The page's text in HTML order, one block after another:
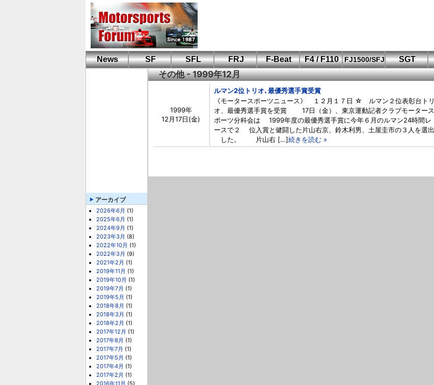
News SF SFL FRJ F-Beat
F4 / F110
FIA-F4
F110 CUP
FJ1500/SFJ
鈴鹿・岡山
もてぎ・菅生
筑波・冨士
Aポリス
SFJ D-Cup
SFJ日本一
SGT
アーカイブ
2026年6月 (1)
2025年6月 (1)
2024年9月 (1)
2023年3月 (8)
2022年10月 (1)
2022年3月 (9)
2021年2月 (1)
2019年11月 (1)
2019年10月 (1)
2019年7月 (1)
2019年5月 (1)
2018年8月 (1)
2018年3月 (1)
2018年2月 (1)
2017年12月 (1)
2017年8月 (1)
2017年7月 (1)
2017年5月 (1)
2017年4月 (1)
2017年2月 (1)
2016年11月 (5)
その他 - 1999年12月
1999年
12月17日(金)
ルマン2位トリオ､最優秀選手賞受賞
《モータースポーツニュース》 １２月１７日 ☆ ルマン２位表彰台トリ
オ、最優秀選手賞を受賞 17日（金）、東京運動記者クラブモータース
ポーツ分科会は 1999年度の最優秀選手賞に今年６月のルマン24時間レ
ースで２ 位入賞と健闘した片山右京、鈴木利男、土屋圭市の３人を選出
した。 片山右 […]続きを読む »